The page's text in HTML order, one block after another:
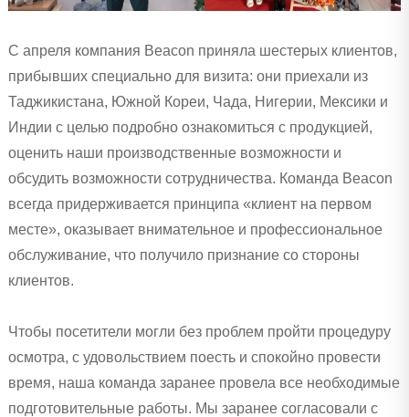
С апреля компания Beacon приняла шестерых клиентов,
прибывших специально для визита: они приехали из
Таджикистана, Южной Кореи, Чада, Нигерии, Мексики и
Индии с целью подробно ознакомиться с продукцией,
оценить наши производственные возможности и
обсудить возможности сотрудничества. Команда Beacon
всегда придерживается принципа «клиент на первом
месте», оказывает внимательное и профессиональное
обслуживание, что получило признание со стороны
клиентов.
Чтобы посетители могли без проблем пройти процедуру
осмотра, с удовольствием поесть и спокойно провести
время, наша команда заранее провела все необходимые
подготовительные работы. Мы заранее согласовали с